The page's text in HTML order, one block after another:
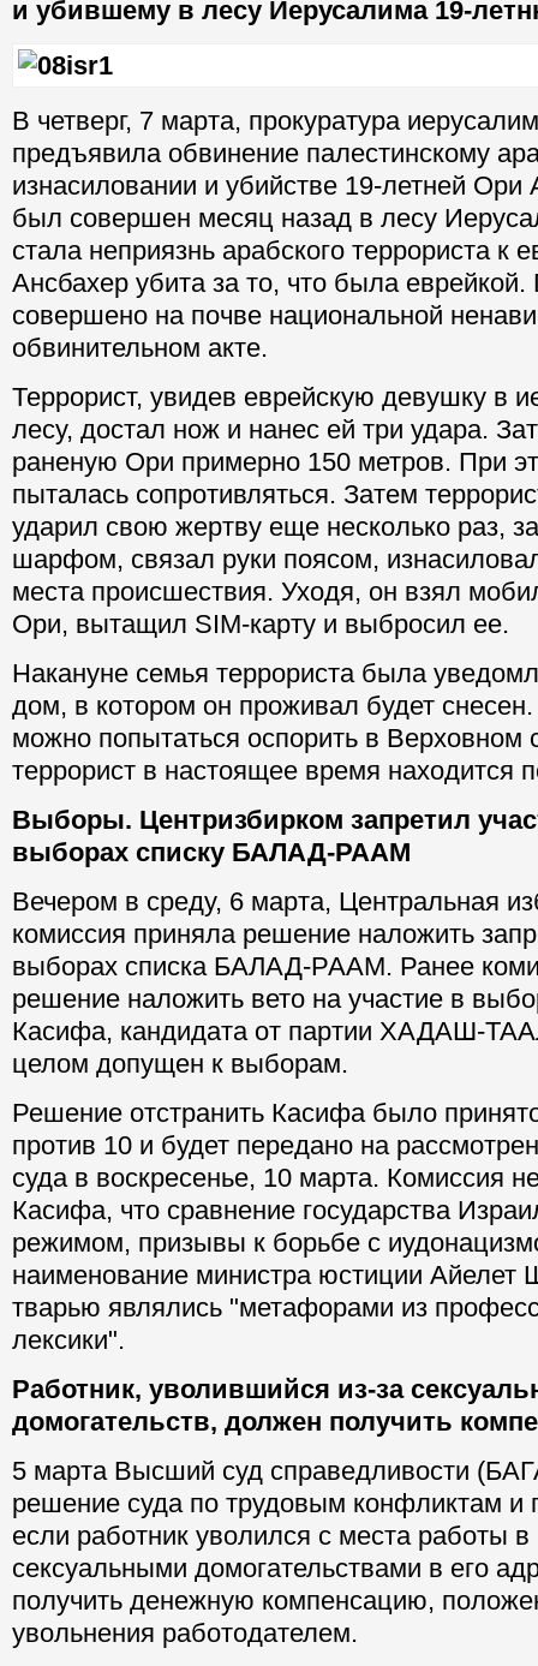
и убившему в лесу Иерусалима 19-
В четверг, 7 марта, прокуратура
предъявила обвинение палестинскому
изнасиловании и убийстве 19-летней Ори
был совершен месяц назад в лесу
стала неприязнь арабского террориста к
Ансбахер убита за то, что была еврейкой.
совершено на почве национальной
обвинительном акте.
Террорист, увидев еврейскую девушку в
лесу, достал нож и нанес ей три удара.
раненую Ори примерно 150 метров. При
пыталась сопротивляться. Затем
ударил свою жертву еще несколько раз,
шарфом, связал руки поясом,
места происшествия. Уходя, он взял
Ори, вытащил SIM-карту и выбросил ее.
Накануне семья террориста была
дом, в котором он проживал будет
можно попытаться оспорить в Верховном
террорист в настоящее время находится
Выборы. Центризбирком запретил
выборах списку БАЛАД-РААМ
Вечером в среду, 6 марта, Центральная
комиссия приняла решение наложить
выборах списка БАЛАД-РААМ. Ранее
решение наложить вето на участие в
Касифа, кандидата от партии ХАДАШ-
целом допущен к выборам.
Решение отстранить Касифа было
против 10 и будет передано на
суда в воскресенье, 10 марта. Комиссия
Касифа, что сравнение государства
режимом, призывы к борьбе с
наименование министра юстиции Айелет
тварью являлись "метафорами из
лексики".
Работник, уволившийся из-за
домогательств, должен получить
5 марта Высший суд справедливости
решение суда по трудовым конфликтам и
если работник уволился с места работы в
сексуальными домогательствами в его
получить денежную компенсацию,
увольнения работодателем.